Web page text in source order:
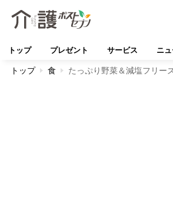
トップ プレゼント サービス ニ
トップ 食 たっぷり野菜＆減塩フリー